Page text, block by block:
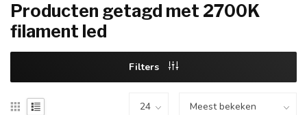
Producten getagd met 2700K
filament led
Filters